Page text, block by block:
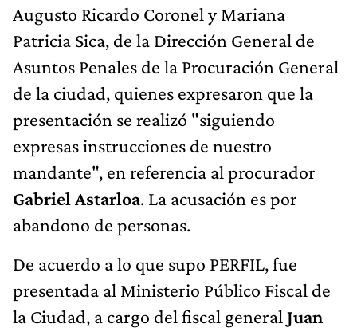
Augusto Ricardo Coronel y Mariana
Patricia Sica, de la Dirección General de
Asuntos Penales de la Procuración General
de la ciudad, quienes expresaron que la
presentación se realizó "siguiendo
expresas instrucciones de nuestro
mandante", en referencia al procurador
Gabriel Astarloa. La acusación es por
abandono de personas.
De acuerdo a lo que supo PERFIL, fue
presentada al Ministerio Público Fiscal de
la Ciudad, a cargo del fiscal general Juan